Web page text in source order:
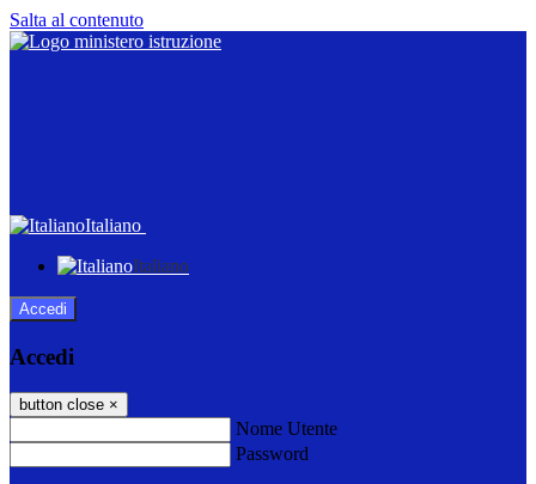
Salta al contenuto
Italiano
Italiano
Accedi
Accedi
button close ×
Nome Utente
Password